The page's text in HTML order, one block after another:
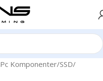
Pc Komponenter/SSD/